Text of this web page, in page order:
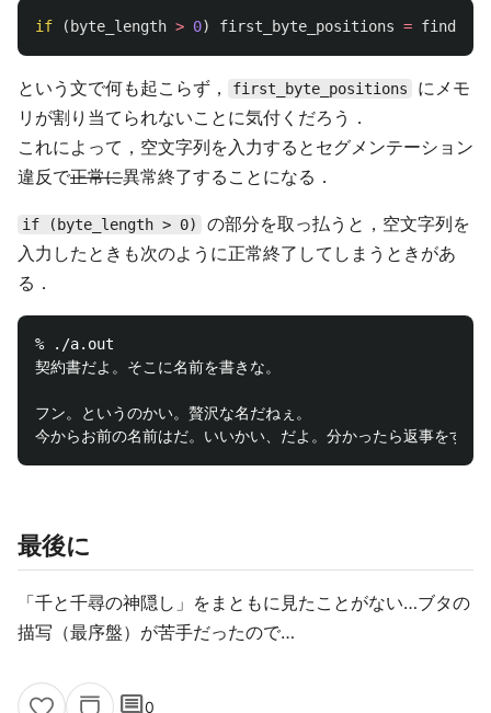
if ( byte_length > 0) first_byte_positions =
という文で何も起こらず， first_byte_positions
にメモ
リが割り当てられないことに気付くだろう．
これによって，空文字列を入力するとセグメンテーション
違反で正常に異常終了することになる．
if (byte_length > 0)
の部分を取っ払うと，空文字列を
入力したときも次のように正常終了してしまうときがあ
る．
% ./a.out
契約書だよ。そこに名前を書きな。
フン。というのかい。贅沢な名だねぇ。
最後に
「千と千尋の神隠し」をまともに見たことがない…ブタの
描写（最序盤）が苦手だったので…
comment0